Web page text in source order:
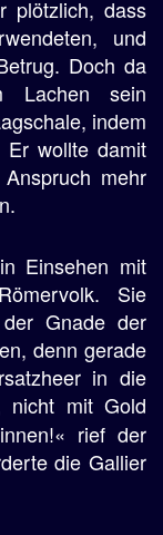
plötzlich, dass
und
Doch da
Lachen sein
indem
Er wollte damit
mehr
Einsehen mit
Sie
Gnade der
denn gerade
in die
nicht mit Gold
rief der
die Gallier